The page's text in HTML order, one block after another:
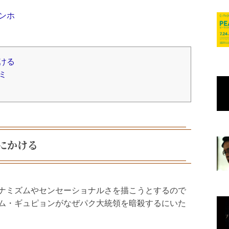
ホ
る
かける
ミズムやセンセーショナルさを描こうとするので
・ギュピョンがなぜパク大統領を暗殺するにいた